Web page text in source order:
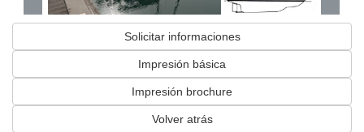
Solicitar informaciones
Impresión básica
Impresión brochure
Volver atrás